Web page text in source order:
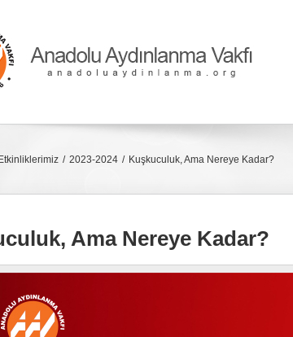
2023-2024 Kuşkuculuk, Ama Nereye Kadar?
Ama Nereye Kadar?